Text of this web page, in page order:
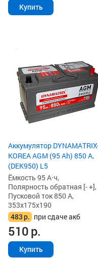
Купить
Аккумулятор
KOREA AGM (95 Ah) 850 А,
(DEK950) L5
Ёмкость 95 А·ч,
Полярность обратная [- +],
Пусковой ток 850 А,
353x175x190
483р. при сдаче акб
510р.
Купить